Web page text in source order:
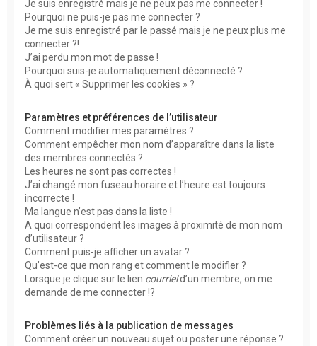
Je suis enregistré mais je ne peux pas me connecter !
Pourquoi ne puis-je pas me connecter ?
Je me suis enregistré par le passé mais je ne peux plus me
connecter ?!
J’ai perdu mon mot de passe !
Pourquoi suis-je automatiquement déconnecté ?
À quoi sert « Supprimer les cookies » ?
Paramètres et préférences de l’utilisateur
Comment modifier mes paramètres ?
Comment empêcher mon nom d’apparaître dans la liste
des membres connectés ?
Les heures ne sont pas correctes !
J’ai changé mon fuseau horaire et l’heure est toujours
incorrecte !
Ma langue n’est pas dans la liste !
A quoi correspondent les images à proximité de mon nom
d’utilisateur ?
Comment puis-je afficher un avatar ?
Qu’est-ce que mon rang et comment le modifier ?
Lorsque je clique sur le lien courrield’un membre, on me
demande de me connecter !?
Problèmes liés à la publication de messages
Comment créer un nouveau sujet ou poster une réponse ?